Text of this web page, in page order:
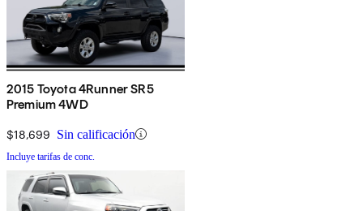
2015 Toyota 4Runner SR5
Premium 4WD
$18,699 Sin calificación
Incluye tarifas de conc.